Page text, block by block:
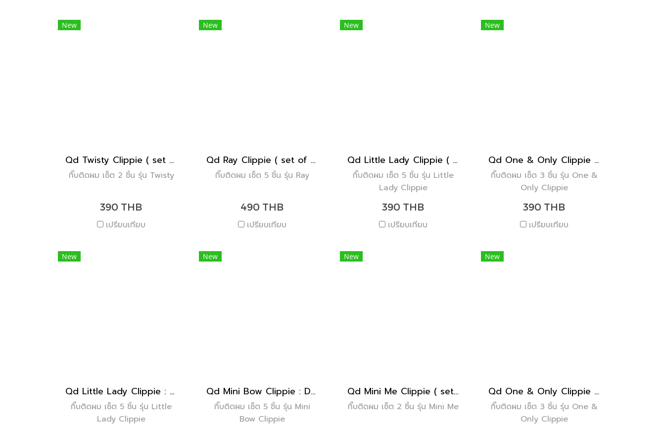
New
Qd Twisty Clippie ( set of 2 )
กิ๊บติดผม เซ็ต 2 ชิ้น รุ่น Twisty
390 THB
เปรียบเทียบ
New
Qd Ray Clippie ( set of 5 )
กิ๊บติดผม เซ็ต 5 ชิ้น รุ่น Ray
490 THB
เปรียบเทียบ
New
Qd Little Lady Clippie ( set of 5 )
กิ๊บติดผม เซ็ต 5 ชิ้น รุ่น Little
Lady Clippie
390 THB
เปรียบเทียบ
New
Qd One & Only Clippie : Trio ( set of 3 )
กิ๊บติดผม เซ็ต 3 ชิ้น รุ่น One &
Only Clippie
390 THB
เปรียบเทียบ
New
Qd Little Lady Clippie : Bella ( set of 5 )
กิ๊บติดผม เซ็ต 5 ชิ้น รุ่น Little
Lady Clippie
New
Qd Mini Bow Clippie : Destiny ( set of 5 )
กิ๊บติดผม เซ็ต 5 ชิ้น รุ่น Mini
Bow Clippie
New
Qd Mini Me Clippie ( set of 2 )
กิ๊บติดผม เซ็ต 2 ชิ้น รุ่น Mini Me
New
Qd One & Only Clippie : Scarlette ( set of 3 )
กิ๊บติดผม เซ็ต 3 ชิ้น รุ่น One &
Only Clippie